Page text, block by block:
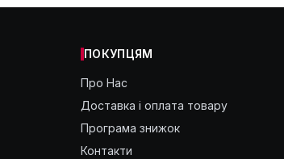
ПОКУПЦЯМ
Про Нас
Доставка і оплата товару
Програма знижок
Контакти